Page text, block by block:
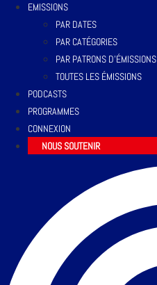
EMISSIONS
PAR DATES
PAR CATÉGORIES
PAR PATRONS D’ÉMISSIONS
TOUTES LES ÉMISSIONS
PODCASTS
PROGRAMMES
CONNEXION
NOUS SOUTENIR